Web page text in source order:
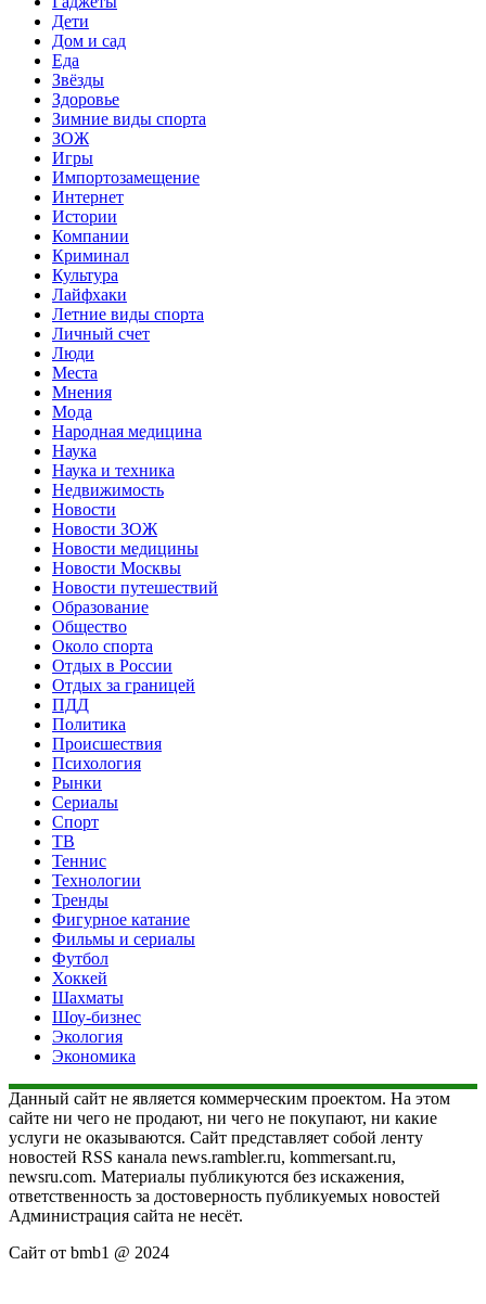
Дети
Дом и сад
Еда
Звёзды
Здоровье
Зимние виды спорта
ЗОЖ
Игры
Импортозамещение
Интернет
Истории
Компании
Криминал
Культура
Лайфхаки
Летние виды спорта
Личный счет
Люди
Места
Мнения
Мода
Народная медицина
Наука
Наука и техника
Недвижимость
Новости
Новости ЗОЖ
Новости медицины
Новости Москвы
Новости путешествий
Образование
Общество
Около спорта
Отдых в России
Отдых за границей
ПДД
Политика
Происшествия
Психология
Рынки
Сериалы
Спорт
ТВ
Теннис
Технологии
Тренды
Фигурное катание
Фильмы и сериалы
Футбол
Хоккей
Шахматы
Шоу-бизнес
Экология
Экономика
Данный сайт не является коммерческим проектом. На этом
сайте ни чего не продают, ни чего не покупают, ни какие
услуги не оказываются. Сайт представляет собой ленту
новостей RSS канала news.rambler.ru, kommersant.ru,
newsru.com. Материалы публикуются без искажения,
ответственность за достоверность публикуемых новостей
Администрация сайта не несёт.
Сайт от bmb1 @ 2024